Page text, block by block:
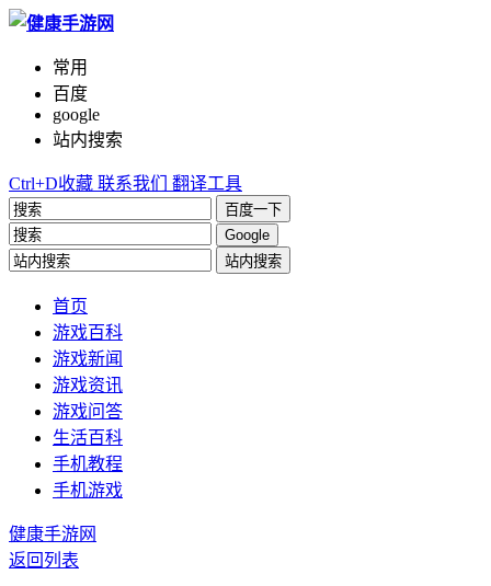
常用
百度
google
站内搜索
Ctrl+D收藏 联系我们 翻译工具
百度一下
Google
站内搜索
首页
游戏百科
游戏新闻
游戏资讯
游戏问答
生活百科
手机教程
手机游戏
健康手游网
返回列表